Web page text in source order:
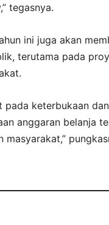
tegasnya.
ini juga akan
terutama pada
pada keterbukaan
anggaran belanja